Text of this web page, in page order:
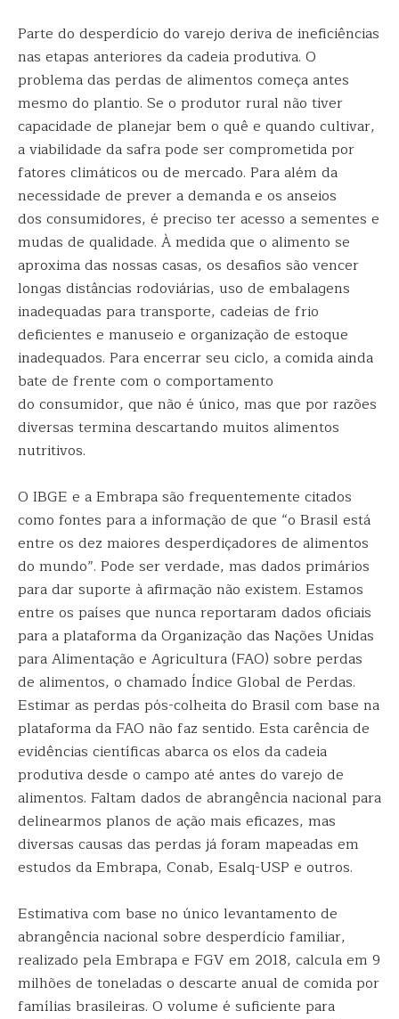
Parte do desperdício do varejo deriva de ineficiências
nas etapas anteriores da cadeia produtiva. O
problema das perdas de alimentos começa antes
mesmo do plantio. Se o produtor rural não tiver
capacidade de planejar bem o quê e quando cultivar,
a viabilidade da safra pode ser comprometida por
fatores climáticos ou de mercado. Para além da
necessidade de prever a demanda e os anseios
dos consumidores, é preciso ter acesso a sementes e
mudas de qualidade. À medida que o alimento se
aproxima das nossas casas, os desafios são vencer
longas distâncias rodoviárias, uso de embalagens
inadequadas para transporte, cadeias de frio
deficientes e manuseio e organização de estoque
inadequados. Para encerrar seu ciclo, a comida ainda
bate de frente com o comportamento
do consumidor, que não é único, mas que por razões
diversas termina descartando muitos alimentos
nutritivos.
O IBGE e a Embrapa são frequentemente citados
como fontes para a informação de que “o Brasil está
entre os dez maiores desperdiçadores de alimentos
do mundo”. Pode ser verdade, mas dados primários
para dar suporte à afirmação não existem. Estamos
entre os países que nunca reportaram dados oficiais
para a plataforma da Organização das Nações Unidas
para Alimentação e Agricultura (FAO) sobre perdas
de alimentos, o chamado Índice Global de Perdas.
Estimar as perdas pós-colheita do Brasil com base na
plataforma da FAO não faz sentido. Esta carência de
evidências científicas abarca os elos da cadeia
produtiva desde o campo até antes do varejo de
alimentos. Faltam dados de abrangência nacional para
delinearmos planos de ação mais eficazes, mas
diversas causas das perdas já foram mapeadas em
estudos da Embrapa, Conab, Esalq-USP e outros.
Estimativa com base no único levantamento de
abrangência nacional sobre desperdício familiar,
realizado pela Embrapa e FGV em 2018, calcula em 9
milhões de toneladas o descarte anual de comida por
famílias brasileiras. O volume é suficiente para